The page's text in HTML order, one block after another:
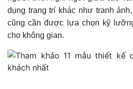
dụng trang trí khác như tranh
cũng cần được lựa chọn kỹ
cho không gian.